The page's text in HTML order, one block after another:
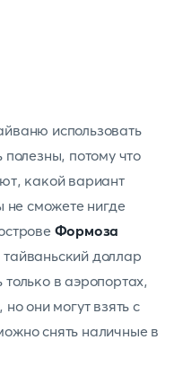
использовать
потому что
какой вариант
не сможете нигде
Формоза
доллар
в аэропортах,
они могут взять с
снять наличные в